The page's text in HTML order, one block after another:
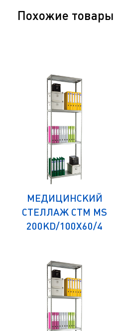
Похожие товары
МЕДИЦИНСКИЙ
СТЕЛЛАЖ СТМ MS
200KD/100Х60/4